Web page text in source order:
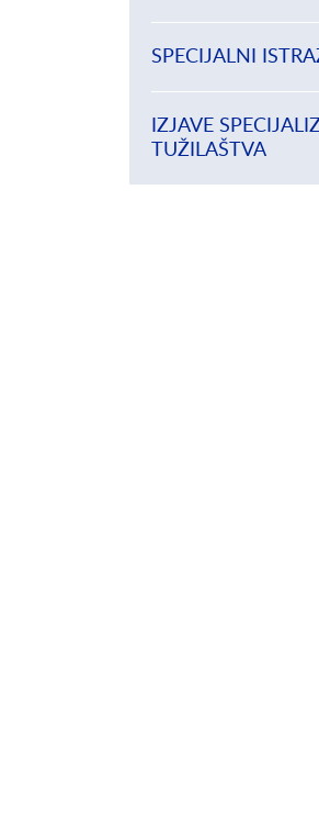
SPECIJALNI
IZJAVE
TUŽILAŠTVA